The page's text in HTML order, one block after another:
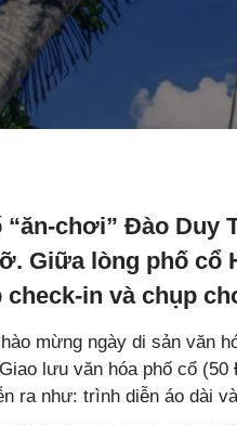
“ăn-chơi” Đào
Giữa lòng phố cổ
check-in và chụp
mừng ngày di sản văn
lưu văn hóa phố cổ
ra như: trình diễn áo dài